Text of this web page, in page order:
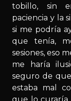
tobillo, sin
paciencia y la
si me podría
que tenía,
sesiones, eso
me haría
seguro de
estaba mal